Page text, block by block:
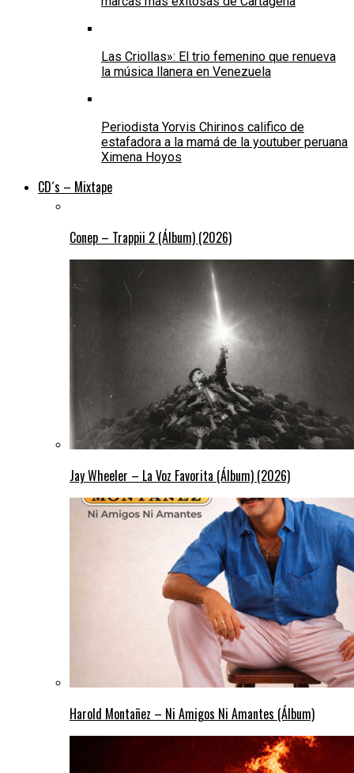
Las Criollas»: El trio femenino que renueva
la música llanera en Venezuela
Periodista Yorvis Chirinos califico de
estafadora a la mamá de la youtuber peruana
Ximena Hoyos
CD´s – Mixtape
Conep – Trappii 2 (Álbum) (2026)
Jay Wheeler – La Voz Favorita (Álbum) (2026)
Harold Montañez – Ni Amigos Ni Amantes (Álbum)